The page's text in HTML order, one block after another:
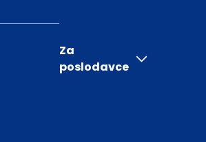
Za
poslodavce